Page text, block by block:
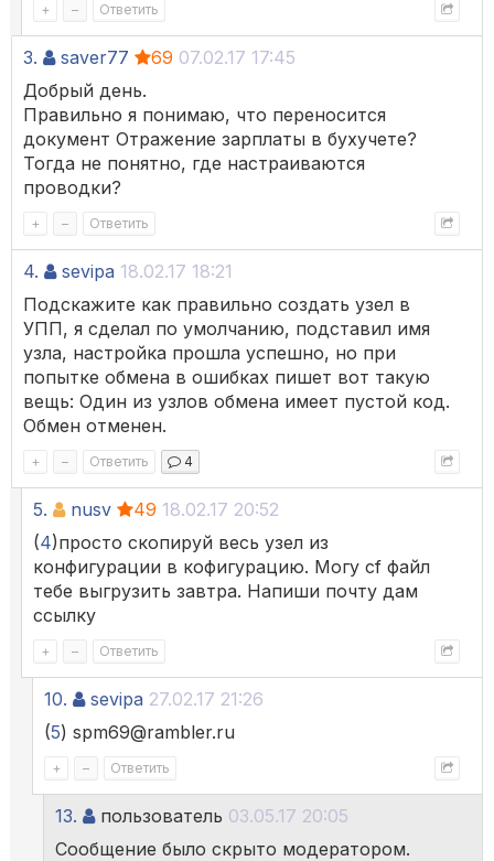
+ – Ответить
3. saver77 69 07.02.17 17:45
Добрый день.
Правильно я понимаю, что переносится
документ Отражение зарплаты в бухучете?
Тогда не понятно, где настраиваются
проводки?
+ – Ответить
4. sevipa 18.02.17 18:21
Подскажите как правильно создать узел в
УПП, я сделал по умолчанию, подставил имя
узла, настройка прошла успешно, но при
попытке обмена в ошибках пишет вот такую
вещь: Один из узлов обмена имеет пустой код.
Обмен отменен.
+ – Ответить 4
5. nusv 49 18.02.17 20:52
(4)просто скопируй весь узел из
конфигурации в кофигурацию. Могу cf файл
тебе выгрузить завтра. Напиши почту дам
ссылку
+ – Ответить
10. sevipa 27.02.17 21:26
(5) spm69@rambler.ru
+ – Ответить
13. пользователь 03.05.17 20:05
Сообщение было скрыто модератором.